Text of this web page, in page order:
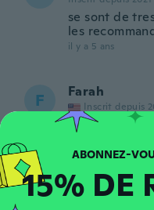
se sont de
les
il y a 5 ans
F Farah
Inscrit depuis
Good size
il y a 5 ans
Elena
15% DE